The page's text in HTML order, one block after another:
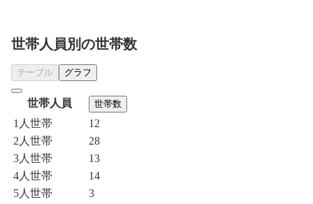
世帯人員別の世帯数
テーブル グラフ
世帯人員 世帯数
1人世帯
12
2人世帯
28
3人世帯
13
4人世帯
14
5人世帯
3